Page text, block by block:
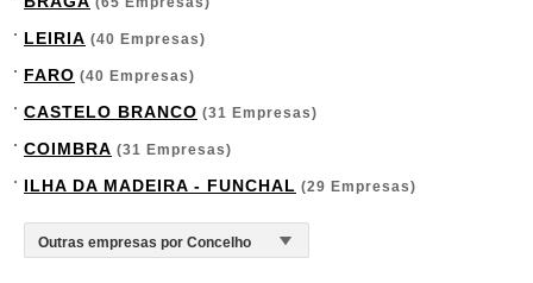
LEIRIA (40 Empresas)
FARO (40 Empresas)
CASTELO BRANCO (31 Empresas)
COIMBRA (31 Empresas)
ILHA DA MADEIRA - FUNCHAL (29 Empresas)